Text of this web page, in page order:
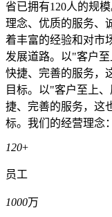
省已拥有120人的规
理念、优质的服务、
着丰富的经验和对市
发展道路。以"客户
快捷、完善的服务，
目标。以"客户至上
捷、完善的服务，这
标。我们的经营理念
120+
员工
1000万